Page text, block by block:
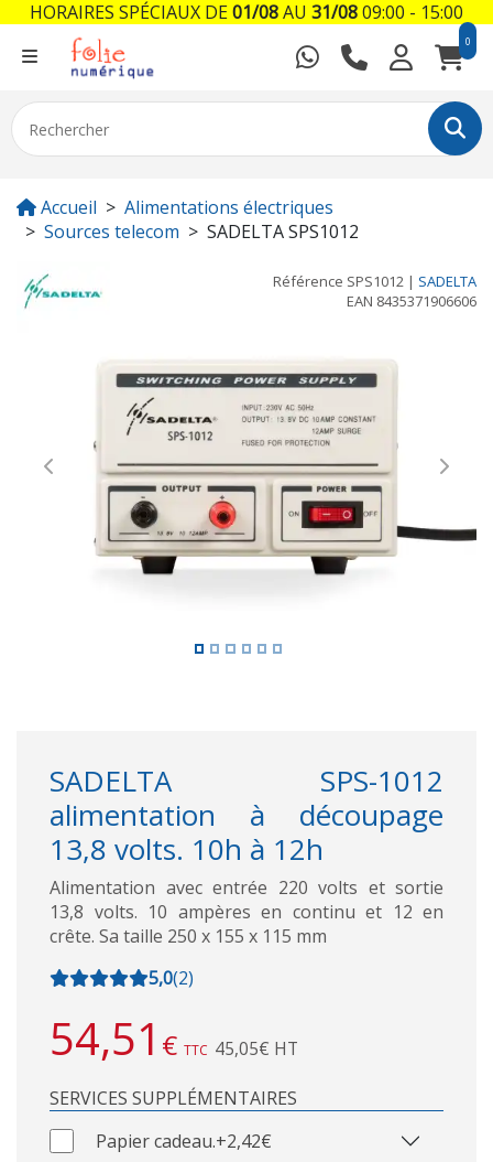
0
Accueil
Alimentations électriques
Sources telecom
SADELTA SPS1012
Référence SPS1012 | SADELTA
EAN 8435371906606
Previous Next
SADELTA SPS-1012
alimentation à découpage
13,8 volts. 10h à 12h
Alimentation avec entrée 220 volts et sortie
13,8 volts. 10 ampères en continu et 12 en
crête. Sa taille 250 x 155 x 115 mm
5,0(2)
54,51 € TTC 45,05€ HT
SERVICES SUPPLÉMENTAIRES
Papier cadeau.+2,42€
HORAIRES SPÉCIAUX DE01/08AU 31/0809:00 - 15:00